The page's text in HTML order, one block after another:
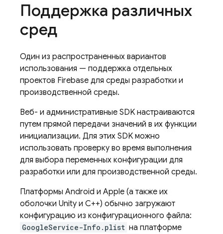
Поддержка различных
сред
Один из распространенных вариантов
использования — поддержка отдельных
проектов Firebase для среды разработки и
производственной среды.
Веб- и административные SDK настраиваются
путем прямой передачи значений в их функции
инициализации. Для этих SDK можно
использовать проверку во время выполнения
для выбора переменных конфигурации для
разработки или для производственной среды.
Платформы Android и Apple (а также их
оболочки Unity и C++) обычно загружают
конфигурацию из конфигурационного файла:
GoogleService-Info.plist на платформе